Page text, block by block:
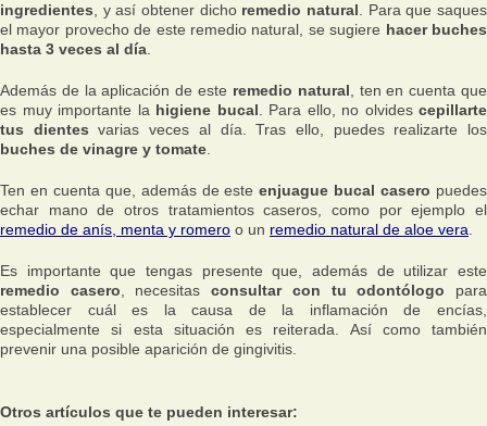
ingredientes , y así obtener dicho remedio natural . Para que saques
el mayor provecho de este remedio natural, se sugiere hacer buches
hasta 3 veces al día
Además de la aplicación de este remedio natural , ten en cuenta que
es muy importante la higiene bucal . Para ello, no olvides cepillarte
tus dientes varias veces al día. Tras ello, puedes realizarte los
buches de vinagre y tomate
Ten en cuenta que, además de esteenjuague bucal casero puedes
echar mano de otros tratamientos caseros, como por ejemplo el
remedio de anís, menta y romero o un remedio natural de aloe vera
Es importante que tengas presente que, además de utilizar este
remedio casero , necesitasconsultar con tu odontólogo para
establecer cuál es la causa de la inflamación de encías,
especialmente si esta situación es reiterada. Así como también
prevenir una posible aparición de gingivitis.
Otros artículos que te pueden interesar: